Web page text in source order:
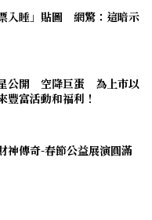
入睡」貼圖 網驚：這暗示
星公開 空降巨蛋 為上市以
豐富活動和福利！
神傳奇-春節公益展演圓滿